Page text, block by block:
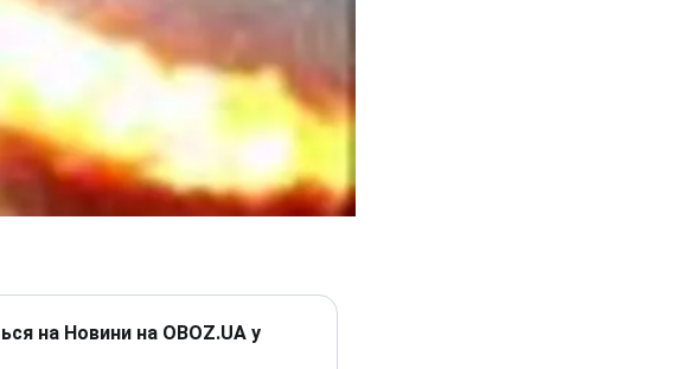
на Новини на OBOZ.UA у